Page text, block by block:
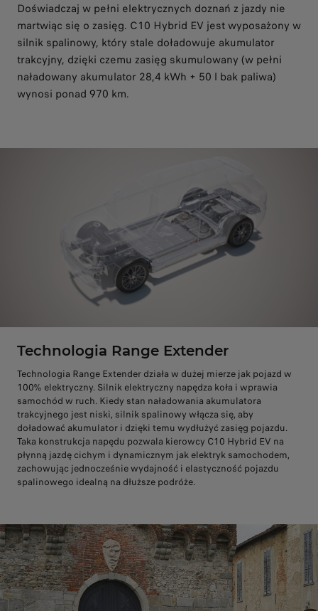
Doświadczaj w pełni elektrycznych doznań z jazdy nie
martwiąc się o zasięg. C10 Hybrid EV jest wyposażony w
silnik spalinowy, który stale doładowuje akumulator
trakcyjny, dzięki czemu zasięg skumulowany (w pełni
naładowany akumulator 28,4 kWh + 50 l bak paliwa)
wynosi ponad 970 km.
Technologia Range Extender
Technologia Range Extender działa w dużej mierze jak pojazd w
100% elektryczny. Silnik elektryczny napędza koła i wprawia
samochód w ruch. Kiedy stan naładowania akumulatora
trakcyjnego jest niski, silnik spalinowy włącza się, aby
doładować akumulator i dzięki temu wydłużyć zasięg pojazdu.
Taka konstrukcja napędu pozwala kierowcy C10 Hybrid EV na
płynną jazdę cichym i dynamicznym jak elektryk samochodem,
zachowując jednocześnie wydajność i elastyczność pojazdu
spalinowego idealną na dłuższe podróże.